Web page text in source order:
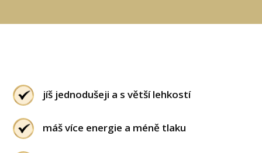
jíš jednodušeji a s větší lehkostí
máš více energie a méně tlaku